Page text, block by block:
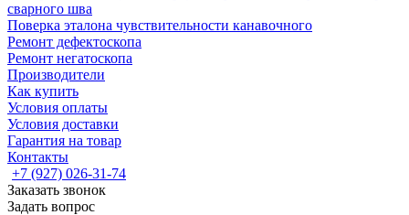
сварного шва
Поверка эталона чувствительности канавочного
Ремонт дефектоскопа
Ремонт негатоскопа
Производители
Как купить
Условия оплаты
Условия доставки
Гарантия на товар
Контакты
+7 (927) 026-31-74
Заказать звонок
Задать вопрос